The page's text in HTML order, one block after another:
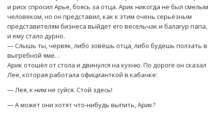
и риск спросил Арье, боясь за отца. Арик никогда не был смелым
человеком, но он представил, как к этим очень серьёзным
представителям бизнеса выйдет его весельчак и балагур папа,
и ему стало дурно.
— Слышь ты, червяк, либо зовёшь отца, либо будешь ползать в
выгребной яме…
Арик отошёл от стола и двинулся на кухню. По дороге он сказал
Лее, которая работала официанткой в кабачке:
— Лея, к ним не суйся. Стой здесь!
— А может они хотят что-нибудь выпить, Арик?